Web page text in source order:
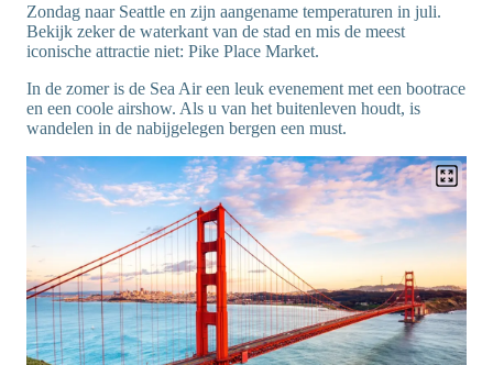
Zondag naar Seattle en zijn aangename temperaturen in juli.
Bekijk zeker de waterkant van de stad en mis de meest
iconische attractie niet: Pike Place Market.
In de zomer is de Sea Air een leuk evenement met een bootrace
en een coole airshow. Als u van het buitenleven houdt, is
wandelen in de nabijgelegen bergen een must.